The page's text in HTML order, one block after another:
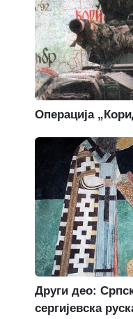
Операција
Други део:
сергијевска